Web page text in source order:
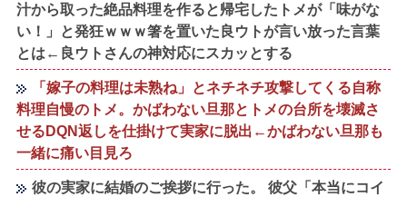
汁から取った絶品料理を作ると帰宅したトメが「味がな
い！」と発狂ｗｗｗ箸を置いた良ウトが言い放った言葉
とは←良ウトさんの神対応にスカッとする
「嫁子の料理は未熟ね」とネチネチ攻撃してくる自称
料理自慢のトメ。かばわない旦那とトメの台所を壊滅さ
せるDQN返しを仕掛けて実家に脱出←かばわない旦那も
一緒に痛い目見ろ
彼の実家に結婚のご挨拶に行った。 彼父「本当にコイ